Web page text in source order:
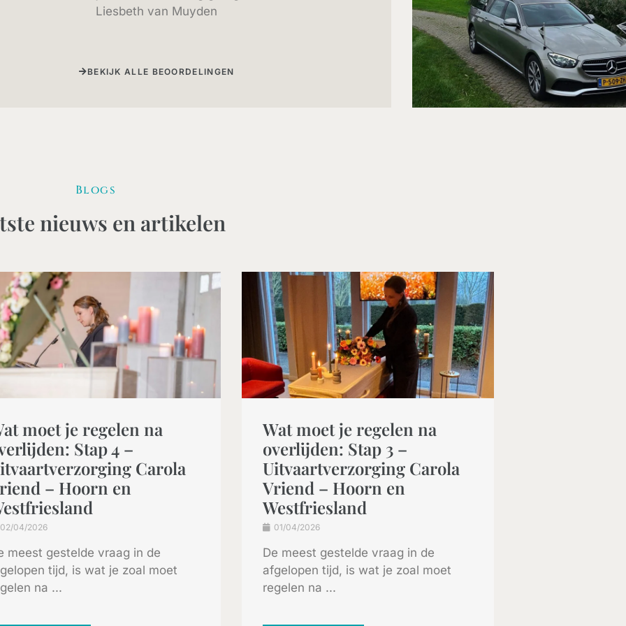
Liesbeth van Muyden
BEKIJK ALLE BEOORDELINGEN
Blogs
nieuws en artikelen
moet je regelen na
Stap 4 –
Carola
– Hoorn en
04/2026
meest gestelde vraag in de
tijd, is wat je zoal moet
na ...
Wat moet je regelen na
overlijden: Stap 3 –
Uitvaartverzorging Carola
Vriend – Hoorn en
Westfriesland
01/04/2026
De meest gestelde vraag in de
afgelopen tijd, is wat je zoal moet
regelen na ...